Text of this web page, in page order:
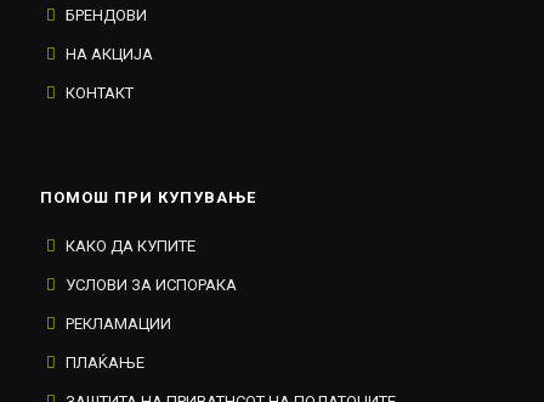
БРЕНДОВИ
НА АКЦИЈА
КОНТАКТ
ПОМОШ ПРИ КУПУВАЊЕ
КАКО ДА КУПИТЕ
УСЛОВИ ЗА ИСПОРАКА
РЕКЛАМАЦИИ
ПЛАЌАЊЕ